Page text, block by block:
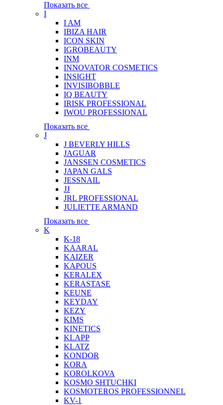
Показать все
I
I AM
IBIZA HAIR
ICON SKIN
IGROBEAUTY
INM
INNOVATOR COSMETICS
INSIGHT
INVISIBOBBLE
IQ BEAUTY
IRISK PROFESSIONAL
IWOU PROFESSIONAL
Показать все
J
J BEVERLY HILLS
JAGUAR
JANSSEN COSMETICS
JAPAN GALS
JESSNAIL
JJ
JRL PROFESSIONAL
JULIETTE ARMAND
Показать все
K
K-18
KAARAL
KAIZER
KAPOUS
KERALEX
KERASTASE
KEUNE
KEYDAY
KEZY
KIMS
KINETICS
KLAPP
KLATZ
KONDOR
KORA
KOROLKOVA
KOSMO SHTUCHKI
KOSMOTEROS PROFESSIONNEL
KV-1